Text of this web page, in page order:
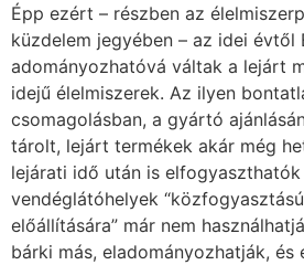
Épp ezért – részben az
küzdelem jegyében – az idei évtől
adományozhatóvá váltak a lejárt
idejű élelmiszerek. Az ilyen
csomagolásban, a gyártó
tárolt, lejárt termékek akár még
lejárati idő után is
vendéglátóhelyek
előállítására” már nem
bárki más, eladományozhatják, és